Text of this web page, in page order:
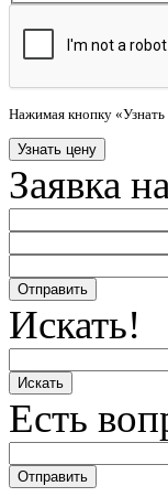
Нажимая кнопку
Заявка
Отправить
Искать!
Искать
Есть
Отправить